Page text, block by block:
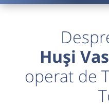
Huși
operat de